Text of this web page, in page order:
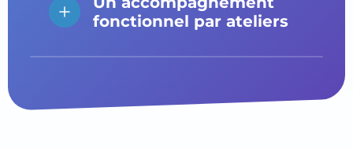
fonctionnel par ateliers